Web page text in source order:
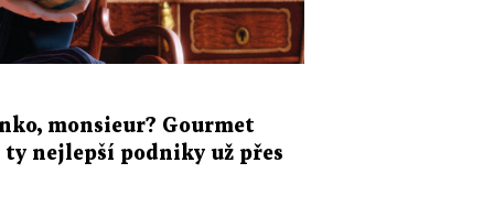
monsieur? Gourmet
nejlepší podniky už přes